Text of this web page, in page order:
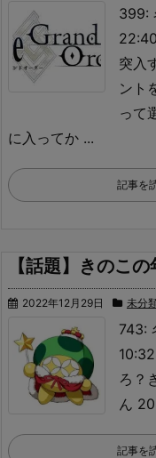
399:
突入
ント
って
に入ってか ...
記事を
【話題】きのこ
2022年12月29日 未分
743:
ろ？
ん
記事を